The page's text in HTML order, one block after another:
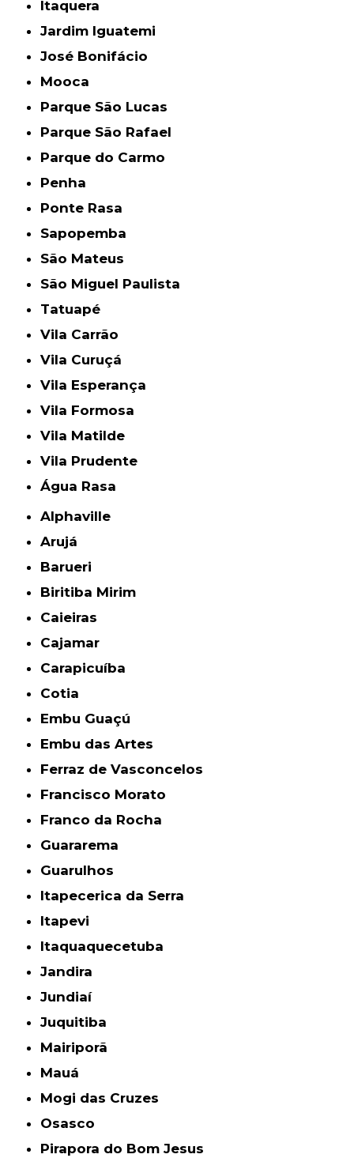
Itaquera
Jardim Iguatemi
José Bonifácio
Mooca
Parque São Lucas
Parque São Rafael
Parque do Carmo
Penha
Ponte Rasa
Sapopemba
São Mateus
São Miguel Paulista
Tatuapé
Vila Carrão
Vila Curuçá
Vila Esperança
Vila Formosa
Vila Matilde
Vila Prudente
Água Rasa
Alphaville
Arujá
Barueri
Biritiba Mirim
Caieiras
Cajamar
Carapicuíba
Cotia
Embu Guaçú
Embu das Artes
Ferraz de Vasconcelos
Francisco Morato
Franco da Rocha
Guararema
Guarulhos
Itapecerica da Serra
Itapevi
Itaquaquecetuba
Jandira
Jundiaí
Juquitiba
Mairiporã
Mauá
Mogi das Cruzes
Osasco
Pirapora do Bom Jesus